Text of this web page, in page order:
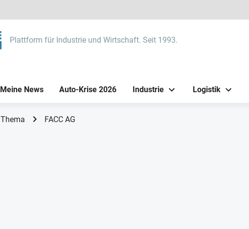
Plattform für Industrie und Wirtschaft. Seit 1993.
Meine News Auto-Krise 2026 Industrie Logistik
Thema FACC AG